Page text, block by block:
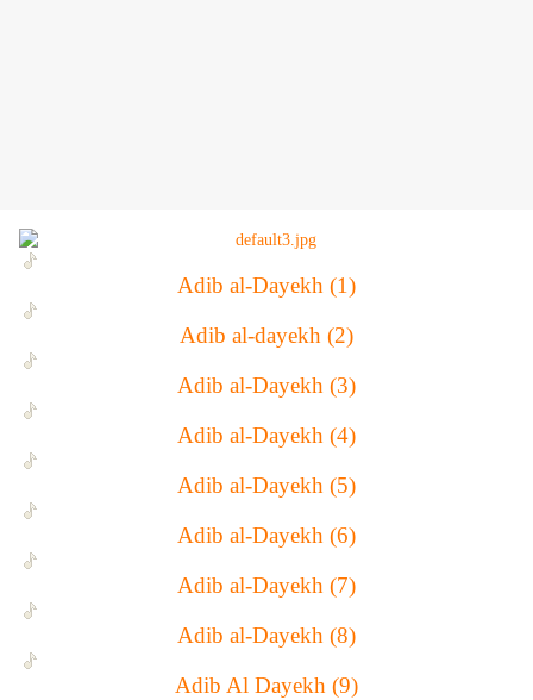
Adib al-Dayekh (1)
Adib al-dayekh (2)
Adib al-Dayekh (3)
Adib al-Dayekh (4)
Adib al-Dayekh (5)
Adib al-Dayekh (6)
Adib al-Dayekh (7)
Adib al-Dayekh (8)
Adib Al Dayekh (9)